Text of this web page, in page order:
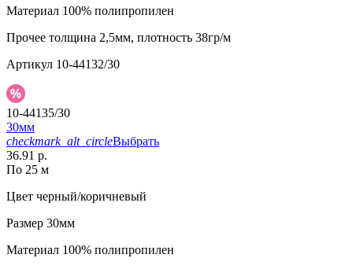
Материал 100% полипропилен
Прочее толщина 2,5мм, плотность 38гр/м
Артикул 10-44132/30
10-44135/30
30мм
checkmark_alt_circleВыбрать
36.91 р.
По 25 м
Цвет черный/коричневый
Размер 30мм
Материал 100% полипропилен